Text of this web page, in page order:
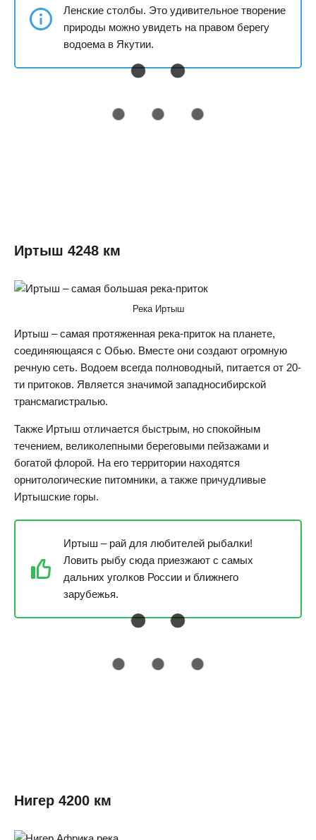
Ленские столбы. Это удивительное творение
природы можно увидеть на правом берегу
водоема в Якутии.
Иртыш 4248 км
Река Иртыш
Иртыш – самая протяженная река-приток на планете,
соединяющаяся с Обью. Вместе они создают огромную
речную сеть. Водоем всегда полноводный, питается от 20-
ти притоков. Является значимой западносибирской
трансмагистралью.
Также Иртыш отличается быстрым, но спокойным
течением, великолепными береговыми пейзажами и
богатой флорой. На его территории находятся
орнитологические питомники, а также причудливые
Иртышские горы.
Иртыш – рай для любителей рыбалки!
Ловить рыбу сюда приезжают с самых
дальних уголков России и ближнего
зарубежья.
Нигер 4200 км